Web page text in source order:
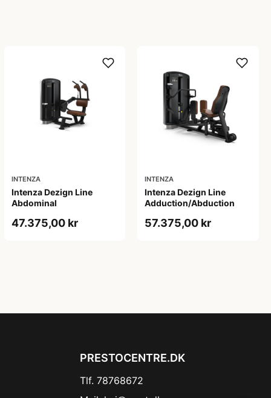
INTENZA
Intenza Dezign Line
Abdominal
47.375,00 kr
INTENZA
Intenza Dezign Line
Adduction/Abduction
57.375,00 kr
PRESTOCENTRE.DK
Tlf. 78768672